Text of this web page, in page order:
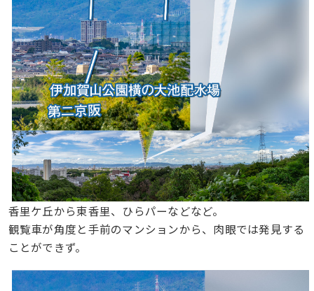
香里ケ丘から東香里、ひらパーなどなど。
観覧車が角度と手前のマンションから、肉眼では発見する
ことができず。